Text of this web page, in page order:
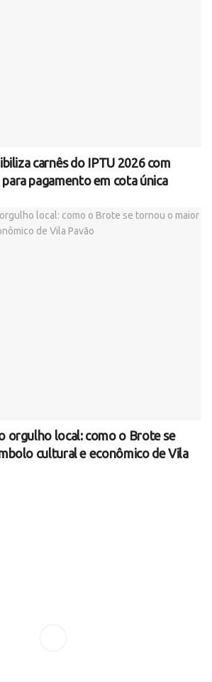
carnês do IPTU 2026 com
pagamento em cota única
orgulho local: como o Brote se
cultural e econômico de Vila